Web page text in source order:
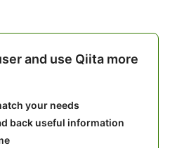
and use Qiita more
your needs
back useful information